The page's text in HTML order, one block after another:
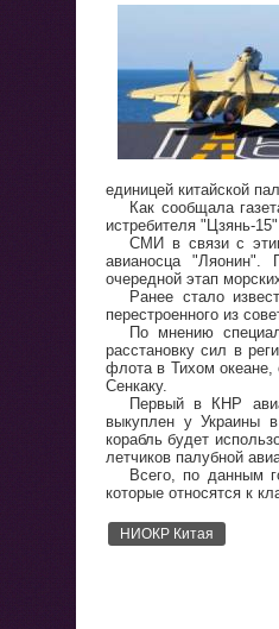
единицей китайской
Как сообщала
истребителя "Цзянь-
СМИ в связи с
авианосца "Ляонин".
очередной этап
Ранее стало
перестроенного из
По мнению
расстановку сил в
флота в Тихом океане,
Сенкаку.
Первый в КНР
выкуплен у Украины
корабль будет
летчиков палубной
Всего, по данным
которые относятся к
НИОКР Китая